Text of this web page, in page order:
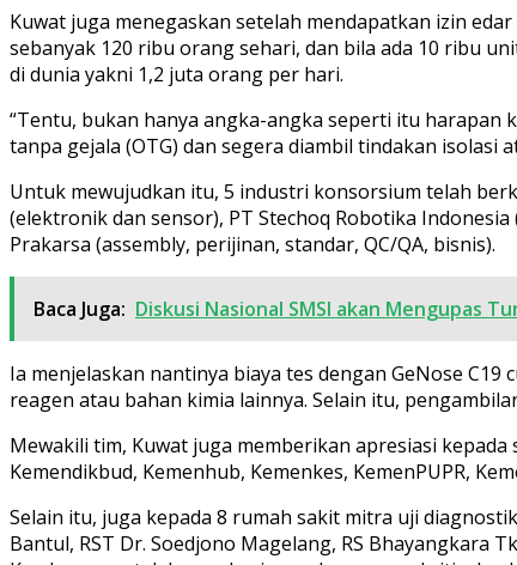
Kuwat juga menegaskan setelah mendapatkan izin
sebanyak 120 ribu orang sehari, dan bila ada 10 ribu
di dunia yakni 1,2 juta orang per hari.
“Tentu, bukan hanya angka-angka seperti itu harapan
tanpa gejala (OTG) dan segera diambil tindakan
Untuk mewujudkan itu, 5 industri konsorsium telah
(elektronik dan sensor), PT Stechoq Robotika
Prakarsa (assembly, perijinan, standar, QC/QA, bisnis).
Baca Juga: Diskusi Nasional SMSI akan Mengupas
Ia menjelaskan nantinya biaya tes dengan GeNose
reagen atau bahan kimia lainnya. Selain itu,
Mewakili tim, Kuwat juga memberikan apresiasi
Kemendikbud, Kemenhub, Kemenkes, KemenPUPR,
Selain itu, juga kepada 8 rumah sakit mitra uji
Bantul, RST Dr. Soedjono Magelang, RS Bhayangkara